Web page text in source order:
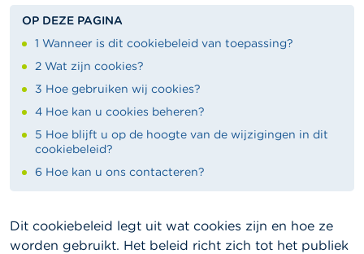
OP DEZE PAGINA
1 Wanneer is dit cookiebeleid van toepassing?
2 Wat zijn cookies?
3 Hoe gebruiken wij cookies?
4 Hoe kan u cookies beheren?
5 Hoe blijft u op de hoogte van de wijzigingen in dit
cookiebeleid?
6 Hoe kan u ons contacteren?
Dit cookiebeleid legt uit wat cookies zijn en hoe ze
worden gebruikt. Het beleid richt zich tot het publiek